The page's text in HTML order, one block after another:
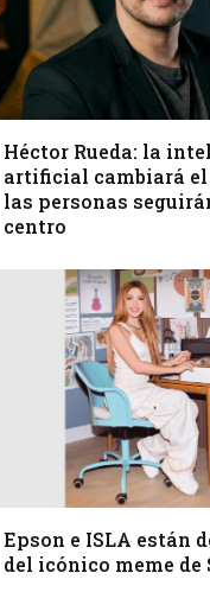
Héctor Rueda: la
artificial cambiará
las personas
centro
Epson e ISLA están
del icónico meme de